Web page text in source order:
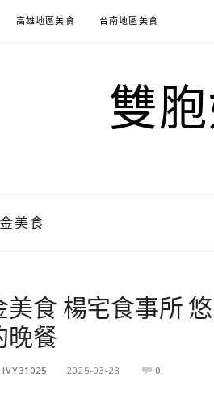
高雄地區美食 台南地區美食
雙
美食
美食 楊宅食事所
晚餐
IVY31025 2025-03-23 0